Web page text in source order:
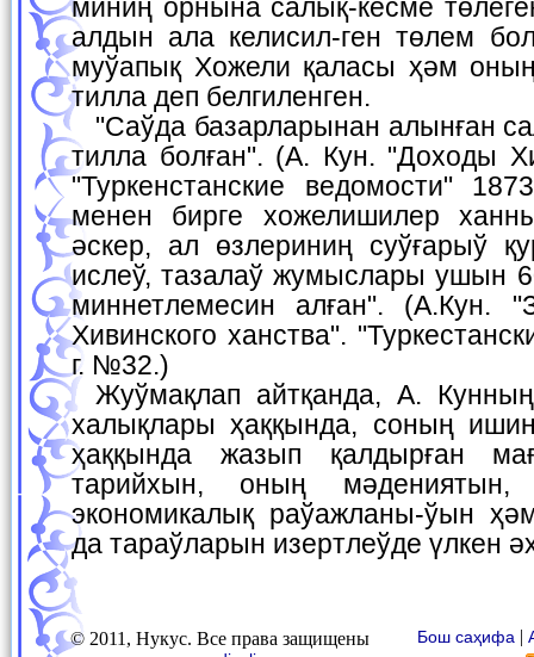
миниң орнына салық-кесме
алдын ала келисил-ген төлем
муўапық Хожели қаласы ҳәм
тилла деп белгиленген.
"Саўда базарларынан алынған салық Хожелиде 1260
тилла болған". (А. Кун. "Доходы
"Туркенстанские ведомости"
менен бирге хожелишилер
әскер, ал өзлериниң суўғарыў
ислеў, тазалаў жумыслары ушын
миннетлемесин алған". (А.Кун.
Хивинского ханства".
г. №32.)
Жуўмақлап айтқанда, А. Кунның Қубла Арал бойы
халықлары ҳаққында, соның
ҳаққында жазып қалдырған
тарийхын, оның мәдениятын,
экономикалық раўажланы-ўын
да тараўларын изертлеўде үлкен
© 2011, Нукус. Все права защищены Бош саҳифа |